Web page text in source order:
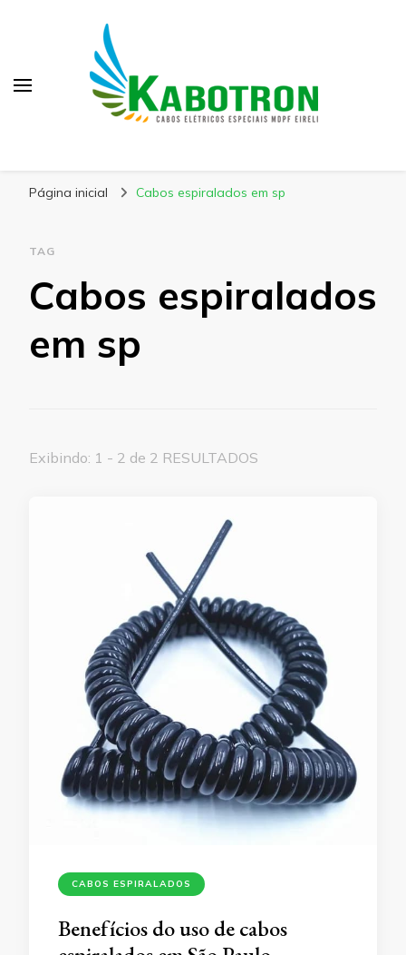
Página inicial Cabos espiralados em sp
TAG
Cabos espiralados
em sp
Exibindo: 1 - 2 de 2 RESULTADOS
CABOS ESPIRALADOS
Benefícios do uso de cabos